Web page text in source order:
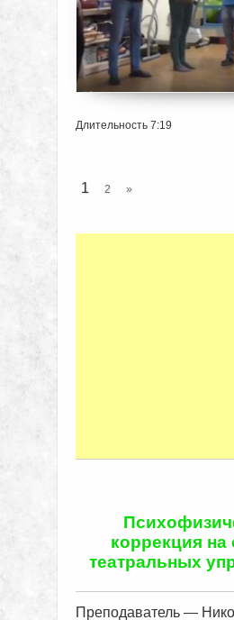
Длительность 7:19
1 2 »
коррекция на
театральных
Преподаватель —